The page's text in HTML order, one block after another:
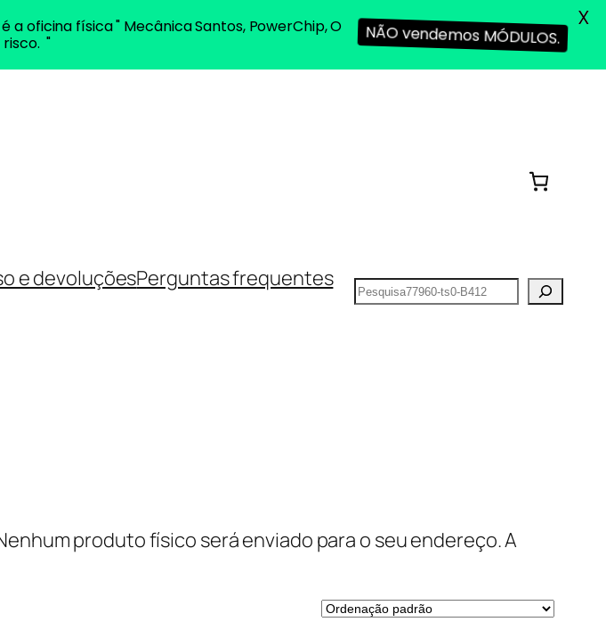
e devoluçõesPerguntas frequentes
Pesquisar
produto físico será enviado para o seu endereço. A
a oficina física " Mecânica Santos, PowerChip, O
"
NÃO vendemos MÓDULOS.
X